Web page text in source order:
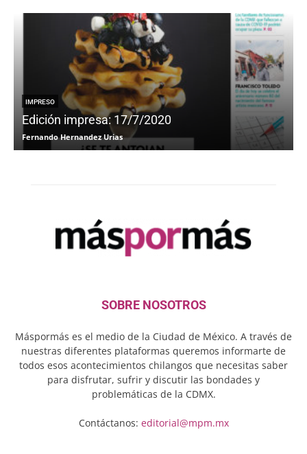
IMPRESO
Edición impresa: 17/7/2020
Fernando Hernandez Urias
SOBRE NOSOTROS
Máspormás es el medio de la Ciudad de México. A través de
nuestras diferentes plataformas queremos informarte de
todos esos acontecimientos chilangos que necesitas saber
para disfrutar, sufrir y discutir las bondades y
problemáticas de la CDMX.
Contáctanos: editorial@mpm.mx